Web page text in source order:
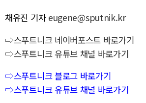
채유진 기자 eugene@sputnik.kr
⇨스푸트니크 네이버포스트 바로가기
⇨스푸트니크 유튜브 채널 바로가기
⇨스푸트니크 블로그 바로가기
⇨스푸트니크 유튜브 채널 바로가기